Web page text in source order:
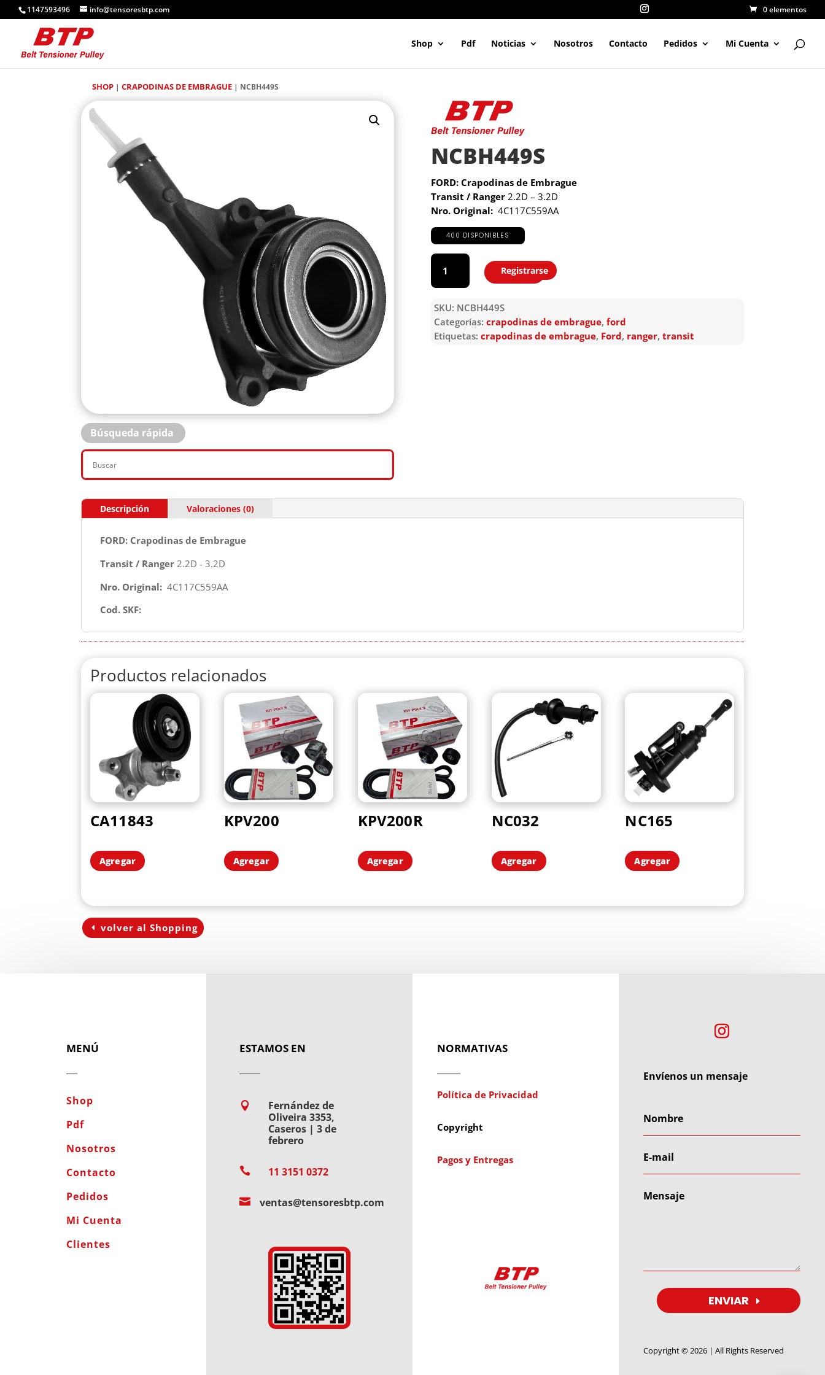
1147593496 info@tensoresbtp.com 0 elementos
Shop Pdf Noticias Nosotros Contacto Pedidos Mi Cuenta
SHOP | CRAPODINAS DE EMBRAGUE | NCBH449S
Búsqueda rápida
NCBH449S
FORD: Crapodinas de Embrague
Transit / Ranger2.2D – 3.2D
Nro. Original: 4C117C559AA
400 DISPONIBLES
NCBH449S
cantidad
Agregar
Registrarse
SKU: NCBH449S
Categorías: crapodinas de embrague, ford
Etiquetas: crapodinas de embrague, Ford, ranger, transit
Descripción Valoraciones (0)
FORD: Crapodinas de Embrague
Transit / Ranger 2.2D - 3.2D
Nro. Original: 4C117C559AA
Cod. SKF:
Productos relacionados
CA11843
Agregar
KPV200
Agregar
KPV200R
Agregar
NC032
Agregar
NC165
Agregar
volver al Shopping
MENÚ
Shop
Pdf
Nosotros
Contacto
Pedidos
Mi Cuenta
Clientes
ESTAMOS EN

Fernández de
Oliveira 3353,
Caseros | 3 de
febrero
 11 3151 0372
 ventas@tensoresbtp.com
NORMATIVAS
Política de Privacidad
Copyright
Pagos y Entregas
Envíenos un mensaje
ENVIAR
Copyright © 2026 | All Rights Reserved